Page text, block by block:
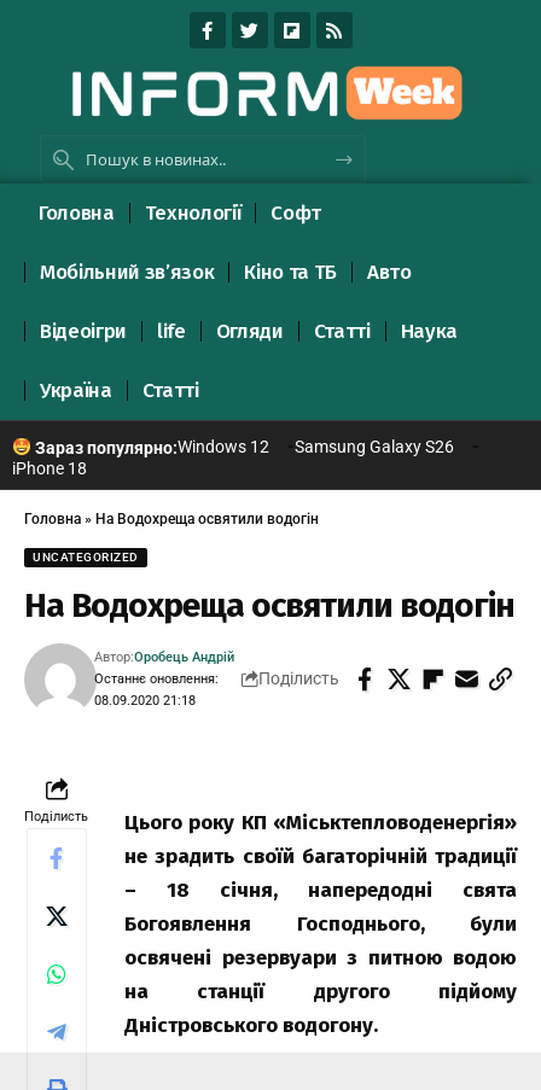
Головна Технології Софт
Мобільний зв’язок Кіно та ТБ Авто
Відеоігри life Огляди Статті Наука
Україна Статті
Зараз популярно:Windows 12
Samsung Galaxy S26
iPhone 18
Головна » На Водохреща освятили водогін
UNCATEGORIZED
На Водохреща освятили водогін
Останнє оновлення:
08.09.2020 21:18
Автор:Оробець Андрій
Поділисть
Поділисть
Цього року КП «Міськтепловоденергія»
не зрадить своїй багаторічній традиції
– 18 січня, напередодні свята
Богоявлення Господнього, були
освячені резервуари з питною водою
на станції другого підйому
Дністровського водогону.